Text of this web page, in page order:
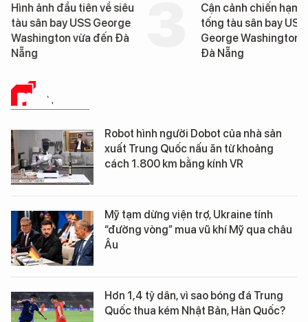
Cận cảnh chiến hạm hộ
tống tàu sân bay USS
George Washington đến
Đà Nẵng
Loạt dự án bất động
Đà Nẵng sắp bị kiểm
PHÂN TÍCH
Robot hình người Dobot của nhà sản
xuất Trung Quốc nấu ăn từ khoảng
cách 1.800 km bằng kính VR
Mỹ tạm dừng viện trợ, Ukraine tính
“đường vòng” mua vũ khí Mỹ qua châu
Âu
Hơn 1,4 tỷ dân, vì sao bóng đá Trung
Quốc thua kém Nhật Bản, Hàn Quốc?